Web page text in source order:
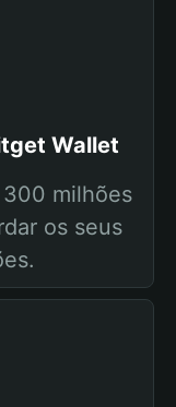
Wallet
milhões
os seus